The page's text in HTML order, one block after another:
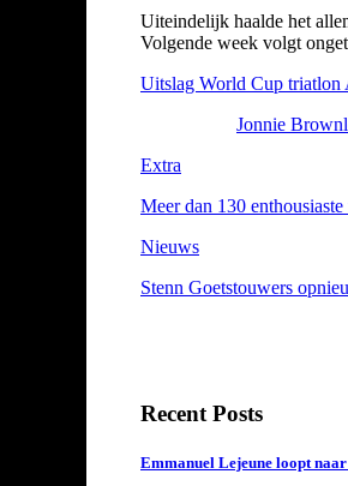
Uiteindelijk haalde het
Volgende week volgt
Uitslag World Cup triatlon
Jonnie
Extra
Meer dan 130
Nieuws
Stenn Goetstouwers
Recent Posts
Emmanuel Lejeune loopt